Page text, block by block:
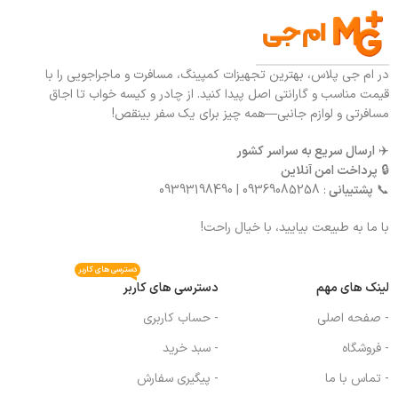
در ام جی پلاس، بهترین تجهیزات کمپینگ، مسافرت و ماجراجویی را با
قیمت مناسب و گارانتی اصل پیدا کنید. از چادر و کیسه خواب تا اجاق
مسافرتی و لوازم جانبی—همه چیز برای یک سفر بینقص!
✈️ ارسال سریع به سراسر کشور
🔒 پرداخت امن آنلاین
📞 پشتیبانی: 09369085258 | 09393198490
با ما به طبیعت بیایید، با خیال راحت!
لینک های مهم
- صفحه اصلی
- فروشگاه
- تماس با ما
دسترسی های کاربر
دسترسی های کاربر
- حساب کاربری
- سبد خرید
- پیگیری سفارش